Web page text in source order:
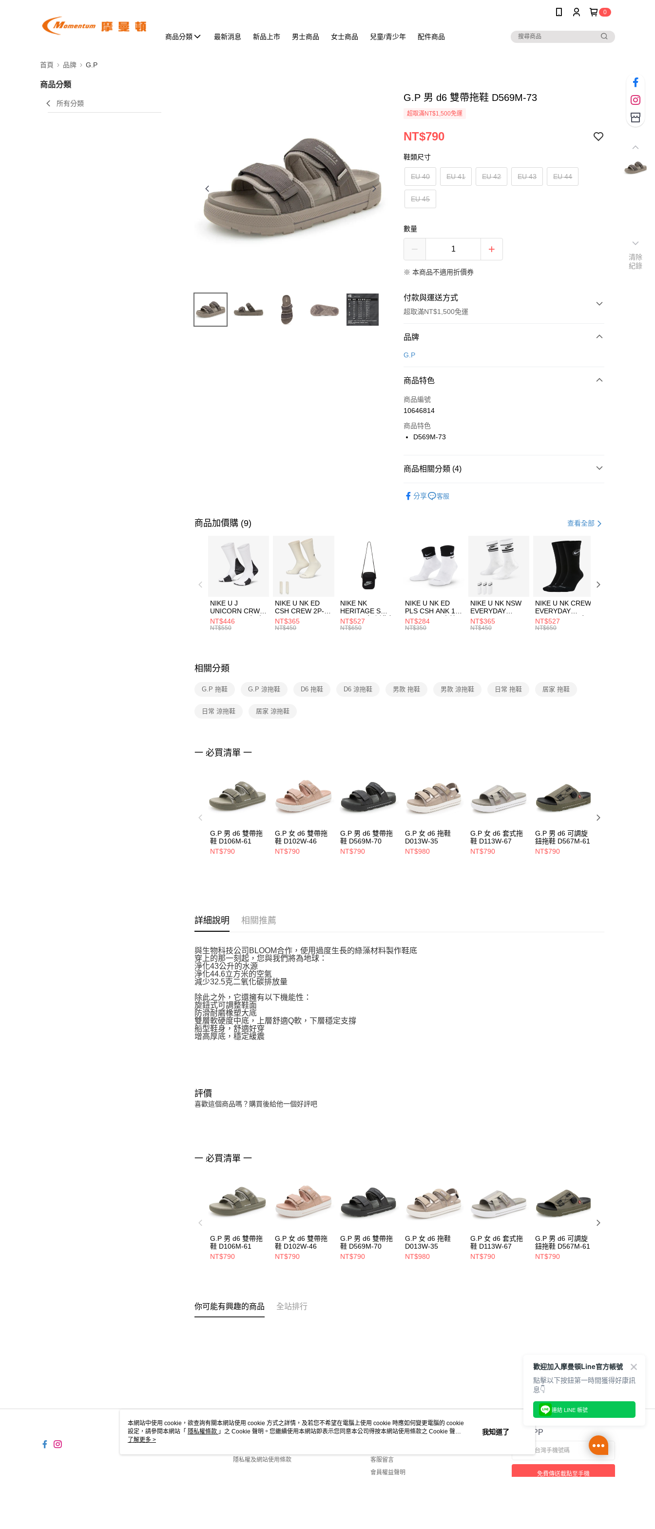
0
商品分類 最新消息 新品上市 男士商品 女士商品 兒童/青少年 配件商品
首頁 品牌 G.P
商品分類
所有分類
G.P 男 d6 雙帶拖鞋 D569M-73
超取滿NT$1,500免運
NT$790
鞋類尺寸
EU 40 EU 41 EU 42 EU 43 EU 44
EU 45
數量
※ 本商品不適用折價券
付款與運送方式
超取滿NT$1,500免運
付款方式
信用卡一次付款
合作金庫商業銀行
華南商業銀行
上海商業儲蓄銀行
國泰世華商業銀行
聯邦商業銀行
台新國際商業銀行
LINE Pay
Apple Pay
【關於「AFTEE先享後付」】
３．安心：先確認商品／服務後，再付款。
【「AFTEE先享後付」結帳流程】
１．於結帳方式選擇「AFTEE先享後付」後，將跳轉至「AFTEE先享後
付」結帳頁面，進行簡訊認證並確認金額後，即可完成結帳。
２．訂單成立數日內，您將收到繳費通知簡訊。
３．收到繳費通知簡訊後14天內，點擊此簡訊中的連結，可透過四大超商
／ATM／網路銀行／等多元方式進行付款，方視為交易完成。
※ 請注意：結帳手續完成當下不需立刻繳費，但若您需要取消訂單，請聯
絡購買商品的店家。未經商家同意取消之訂單仍視為有效，需透過AFTEE
先享後付繳納相關費用。
１．透過由恩沛科技股份有限公司提供之「AFTEE先享後付」服務完成之
交易，需依本服務之必要範圍內提供個人資料，並將交易相關給付款項請
形，恩沛科技股份有限公司將有權停止該用戶之使用額度並採取法律行
動。
每筆NT$100，滿NT$1,500(含以上)免運費
每筆NT$100，滿NT$1,500(含以上)免運費
付款後門市自取
每筆NT$100，滿NT$1,500(含以上)免運費
品牌
G.P
商品特色
商品編號
10646814
商品特色
D569M-73
商品相關分類 (4)
分享 客服
商品加價購 (9) 查看全部
NIKE U J
UNICORN CRW
1PR -160 男女 中
統襪 FZ3393100
NT$446
NT$550
NIKE U NK ED
CSH CREW 2P-
144 EMBRDY 男
女 短統襪
NT$365
NT$450
NIKE NK
HERITAGE S
SMIT 男女 側背包
BA5871010
NT$527
NT$650
NIKE U NK ED
PLS CSH ANK 1P
144 DBL 男 中統
襪 DH4058104
NT$284
NT$350
NIKE U NK NSW
EVERYDAY
ESSENTIAL CR
男女 短統襪
NT$365
NT$450
NIKE U NK CREW
EVERYDAY
BBALL 3PR 男女
長統襪
NT$527
NT$650
相關分類
G.P 拖鞋 G.P 涼拖鞋 D6 拖鞋 D6 涼拖鞋 男款 拖鞋 男款 涼拖鞋 日常 拖鞋 居家 拖鞋
日常 涼拖鞋 居家 涼拖鞋
一 必買清單 一
G.P 男 d6 雙帶拖
鞋 D106M-61
NT$790
G.P 女 d6 雙帶拖
鞋 D102W-46
NT$790
G.P 男 d6 雙帶拖
鞋 D569M-70
NT$790
G.P 女 d6 拖鞋
D013W-35
NT$980
G.P 女 d6 套式拖
鞋 D113W-67
NT$790
G.P 男 d6 可調旋
鈕拖鞋 D567M-61
NT$790
詳細說明 相關推薦
與生物科技公司BLOOM合作，使用過度生長的綠藻材料製作鞋底
穿上的那一刻起，您與我們將為地球：
淨化43公升的水源
淨化44.6立方米的空氣
減少32.5克二氧化碳排放量
除此之外，它還擁有以下機能性：
旋鈕式可調整鞋面
防滑耐磨橡塑大底
雙層軟硬度中底，上層舒適Q軟，下層穩定支撐
船型鞋身，舒適好穿
增高厚底，穩定緩震
評價
喜歡這個商品嗎？購買後給他一個好評吧
一 必買清單 一
G.P 男 d6 雙帶拖
鞋 D106M-61
NT$790
G.P 女 d6 雙帶拖
鞋 D102W-46
NT$790
G.P 男 d6 雙帶拖
鞋 D569M-70
NT$790
G.P 女 d6 拖鞋
D013W-35
NT$980
G.P 女 d6 套式拖
鞋 D113W-67
NT$790
G.P 男 d6 可調旋
鈕拖鞋 D567M-61
NT$790
你可能有興趣的商品 全站排行
關於我們
隱私權及網站使用條款
客服資訊
客服留言
會員權益聲明
官方APP
免費傳送載點至手機
清除
紀錄
本網站中使用 cookie，欲查詢有關本網站使用 cookie 方式之詳情，及若您不希望在電腦上使用 cookie 時應如何變更電腦的 cookie
設定，請參閱本網站「 隱私權條款 」之 Cookie 聲明。您繼續使用本網站即表示您同意本公司得按本網站使用條款之 Cookie 聲明
使用 cookie。
了解更多 >
我知道了
歡迎加入摩曼頓Line官方帳號
點擊以下按鈕第一時間獲得好康訊
息👇
連結 LINE 帳號